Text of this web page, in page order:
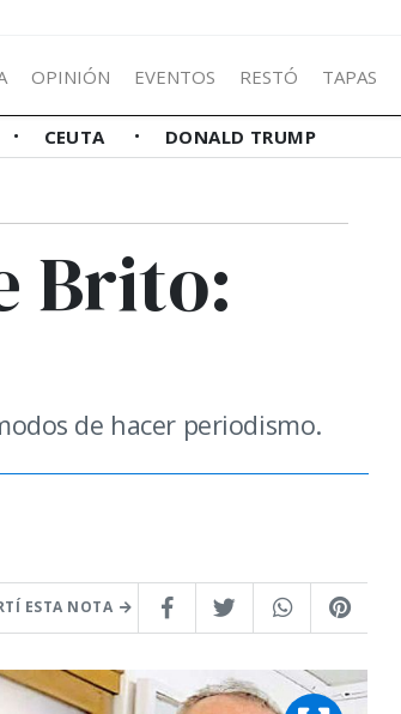
OPINIÓN EVENTOS RESTÓ TAPAS
CEUTA DONALD TRUMP
Brito:
de hacer periodismo.
ESTA NOTA